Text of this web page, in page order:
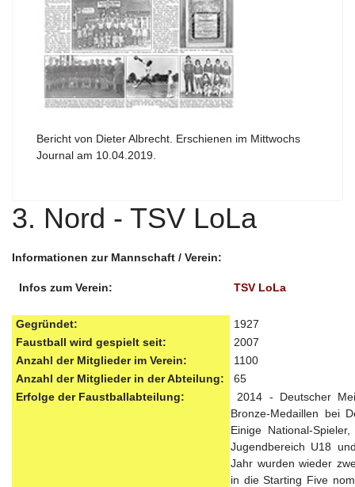
Bericht von Dieter Albrecht. Erschienen im Mittwochs
Journal am 10.04.2019.
3. Nord - TSV LoLa
Informationen zur Mannschaft / Verein:
Infos zum Verein: TSV LoLa
Gegründet:
1927
Faustball wird gespielt seit:
2007
Anzahl der Mitglieder im Verein:
1100
Anzahl der Mitglieder in der Abteilung:
65
Erfolge der Faustballabteilung:
2014 - Deutscher
Bronze-Medaillen bei
Einige National-
Jugendbereich U18
Jahr wurden wieder
in die Starting Five